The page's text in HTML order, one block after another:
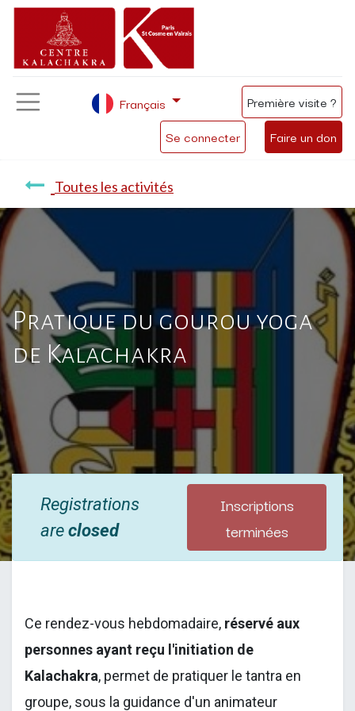
Se connecter Faire un don
Français Première visite ?
Toutes les activités
Pratique du gourou yoga
de Kalachakra
Registrations
areclosed
Inscriptions
terminées
Ce rendez-vous hebdomadaire, réservé aux
personnes ayant reçu l'initiation de
Kalachakra, permet de pratiquer le tantra en
groupe, sous la guidance d'un animateur